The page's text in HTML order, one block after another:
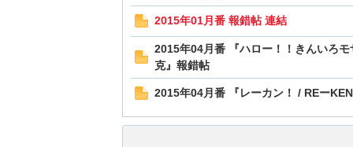
2015年01月番 報錯帖 連結
2015年04月番 『ハロー！！きんいろ
克』報錯帖
2015年04月番 『レーカン！ / REー